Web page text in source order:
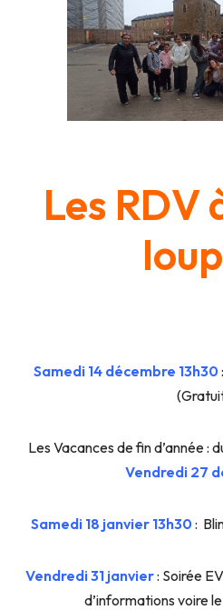
Les RDV
Samedi 14 décembre 13h30
Les Vacances de fin d’année :
Vendredi 27
Samedi 18 janvier 13h30:
Vendredi 31 janvier: Soirée
d’informations voire